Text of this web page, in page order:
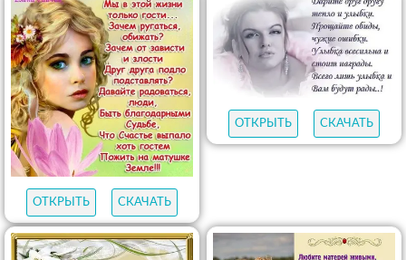
ОТКРЫТЬ СКАЧАТЬ
ОТКРЫТЬ СКАЧАТЬ